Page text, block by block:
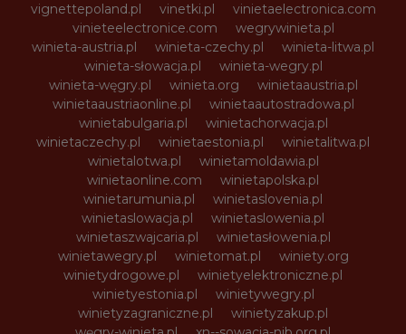
vignettepoland.pl
vinetki.pl
vinietaelectronica.com
vinieteelectronice.com
wegrywinieta.pl
winieta-austria.pl
winieta-czechy.pl
winieta-litwa.pl
winieta-słowacja.pl
winieta-wegry.pl
winieta-węgry.pl
winieta.org
winietaaustria.pl
winietaaustriaonline.pl
winietaautostradowa.pl
winietabulgaria.pl
winietachorwacja.pl
winietaczechy.pl
winietaestonia.pl
winietalitwa.pl
winietalotwa.pl
winietamoldawia.pl
winietaonline.com
winietapolska.pl
winietarumunia.pl
winietaslovenia.pl
winietaslowacja.pl
winietaslowenia.pl
winietaszwajcaria.pl
winietasłowenia.pl
winietawegry.pl
winietomat.pl
winiety.org
winietydrogowe.pl
winietyelektroniczne.pl
winietyestonia.pl
winietywegry.pl
winietyzagraniczne.pl
winietyzakup.pl